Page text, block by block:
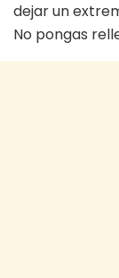
dejar un
No pongas